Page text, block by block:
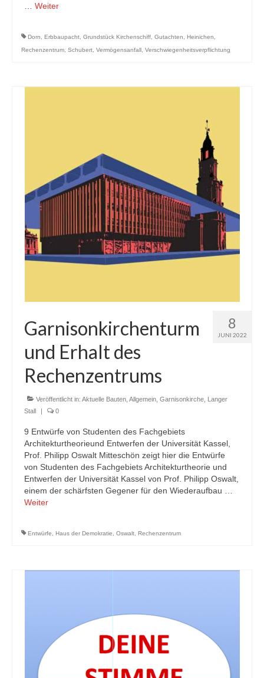
Weiter
Dorn Erbbaupacht Grundstück Kirchenschiff Gutachten Heinichen
Rechenzentrum Schubert Vermögensanfall Verschwiegenheitsverpflichtung
8
JUNI 2022
Garnisonkirchenturm
und Erhalt des
Rechenzentrums
Veröffentlicht in: Aktuelle Bauten Allgemein Garnisonkirche Langer
Stall
| 0
9 Entwürfe von Studenten des Fachgebiets
Architekturtheorieund Entwerfen der Universität Kassel,
Prof. Philipp Oswalt Mitteschön zeigt hier die Entwürfe
von Studenten des Fachgebiets Architekturtheorie und
Entwerfen der Universität Kassel von Prof. Philipp Oswalt,
einem der schärfsten Gegener für den Wiederaufbau …
Weiter
Entwürfe Haus der Demokratie Oswalt Rechenzentrum